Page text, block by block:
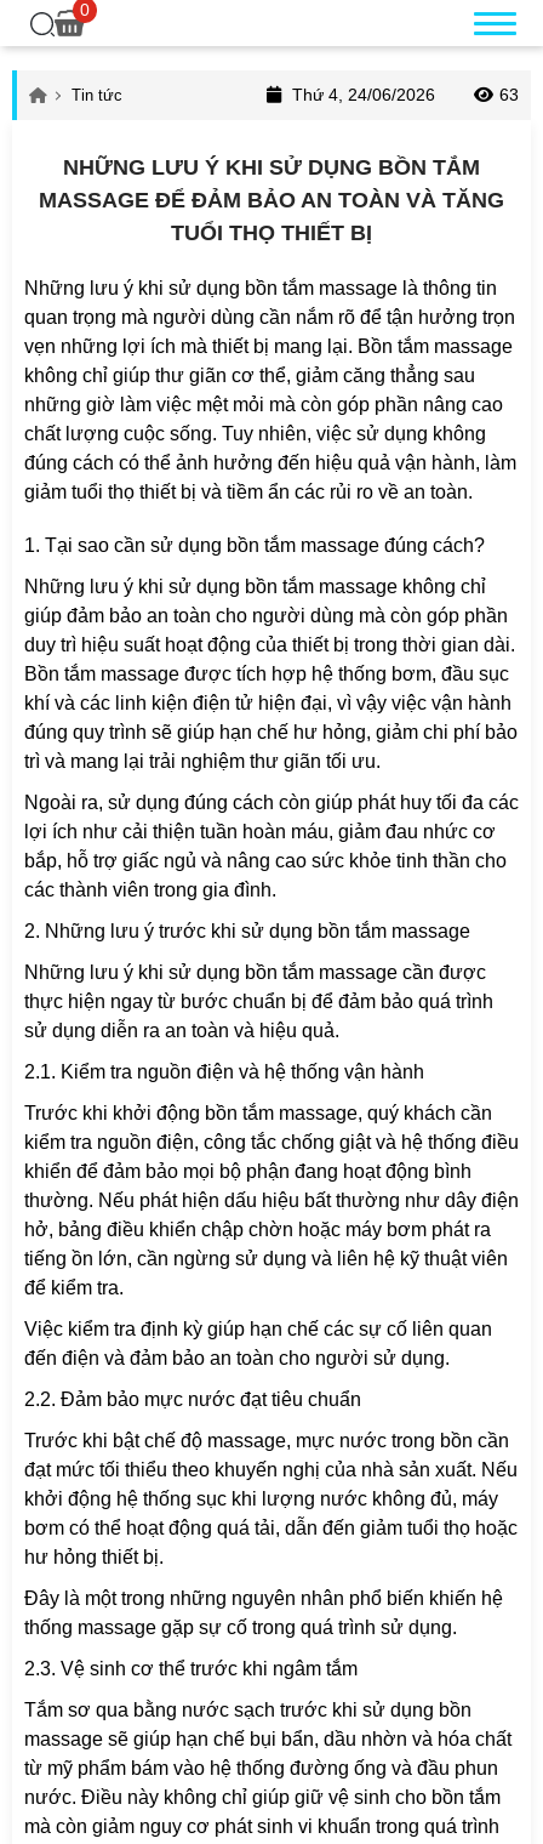
0
Tin tức Thứ 4, 24/06/2026 63
NHỮNG LƯU Ý KHI SỬ DỤNG BỒN TẮM
MASSAGE ĐỂ ĐẢM BẢO AN TOÀN VÀ TĂNG
TUỔI THỌ THIẾT BỊ
Những lưu ý khi sử dụng bồn tắm massage là thông tin
quan trọng mà người dùng cần nắm rõ để tận hưởng trọn
vẹn những lợi ích mà thiết bị mang lại. Bồn tắm massage
không chỉ giúp thư giãn cơ thể, giảm căng thẳng sau
những giờ làm việc mệt mỏi mà còn góp phần nâng cao
chất lượng cuộc sống. Tuy nhiên, việc sử dụng không
đúng cách có thể ảnh hưởng đến hiệu quả vận hành, làm
giảm tuổi thọ thiết bị và tiềm ẩn các rủi ro về an toàn.
1. Tại sao cần sử dụng bồn tắm massage đúng cách?
Những lưu ý khi sử dụng bồn tắm massage không chỉ
giúp đảm bảo an toàn cho người dùng mà còn góp phần
duy trì hiệu suất hoạt động của thiết bị trong thời gian dài.
Bồn tắm massage được tích hợp hệ thống bơm, đầu sục
khí và các linh kiện điện tử hiện đại, vì vậy việc vận hành
đúng quy trình sẽ giúp hạn chế hư hỏng, giảm chi phí bảo
trì và mang lại trải nghiệm thư giãn tối ưu.
Ngoài ra, sử dụng đúng cách còn giúp phát huy tối đa các
lợi ích như cải thiện tuần hoàn máu, giảm đau nhức cơ
bắp, hỗ trợ giấc ngủ và nâng cao sức khỏe tinh thần cho
các thành viên trong gia đình.
2. Những lưu ý trước khi sử dụng bồn tắm massage
Những lưu ý khi sử dụng bồn tắm massage cần được
thực hiện ngay từ bước chuẩn bị để đảm bảo quá trình
sử dụng diễn ra an toàn và hiệu quả.
2.1. Kiểm tra nguồn điện và hệ thống vận hành
Trước khi khởi động bồn tắm massage, quý khách cần
kiểm tra nguồn điện, công tắc chống giật và hệ thống điều
khiển để đảm bảo mọi bộ phận đang hoạt động bình
thường. Nếu phát hiện dấu hiệu bất thường như dây điện
hở, bảng điều khiển chập chờn hoặc máy bơm phát ra
tiếng ồn lớn, cần ngừng sử dụng và liên hệ kỹ thuật viên
để kiểm tra.
Việc kiểm tra định kỳ giúp hạn chế các sự cố liên quan
đến điện và đảm bảo an toàn cho người sử dụng.
2.2. Đảm bảo mực nước đạt tiêu chuẩn
Trước khi bật chế độ massage, mực nước trong bồn cần
đạt mức tối thiểu theo khuyến nghị của nhà sản xuất. Nếu
khởi động hệ thống sục khi lượng nước không đủ, máy
bơm có thể hoạt động quá tải, dẫn đến giảm tuổi thọ hoặc
hư hỏng thiết bị.
Đây là một trong những nguyên nhân phổ biến khiến hệ
thống massage gặp sự cố trong quá trình sử dụng.
2.3. Vệ sinh cơ thể trước khi ngâm tắm
Tắm sơ qua bằng nước sạch trước khi sử dụng bồn
massage sẽ giúp hạn chế bụi bẩn, dầu nhờn và hóa chất
từ mỹ phẩm bám vào hệ thống đường ống và đầu phun
nước. Điều này không chỉ giúp giữ vệ sinh cho bồn tắm
mà còn giảm nguy cơ phát sinh vi khuẩn trong quá trình